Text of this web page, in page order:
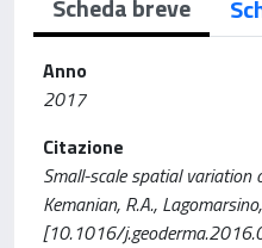
Scheda breve
Anno
2017
Citazione
Small-scale spatial variation
Kemanian, R.A.,
[10.1016/